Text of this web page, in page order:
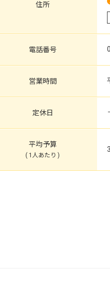
住所
電話番号
営業時間
定休日
平均予算
( 1人あたり )